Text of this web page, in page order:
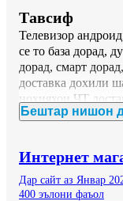
Тавсиф
Телевизор
се то база дорад,
дорад, смарт
доставка дохили
нохияхои ЧТ
Бештар нишон
Интернет
Дар сайт аз Январ
400 эълони фаъол